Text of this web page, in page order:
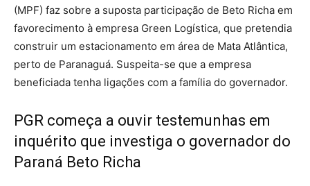
(MPF) faz sobre a suposta participação de Beto Richa em
favorecimento à empresa Green Logística, que pretendia
construir um estacionamento em área de Mata Atlântica,
perto de Paranaguá. Suspeita-se que a empresa
beneficiada tenha ligações com a família do governador.
PGR começa a ouvir testemunhas em
inquérito que investiga o governador do
Paraná Beto Richa